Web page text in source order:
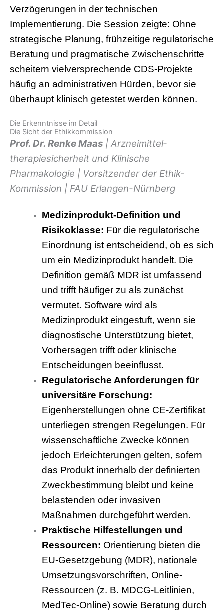
Verzögerungen in der technischen
Implementierung. Die Session zeigte: Ohne
strategische Planung, frühzeitige regulatorische
Beratung und pragmatische Zwischenschritte
scheitern vielversprechende CDS-Projekte
häufig an administrativen Hürden, bevor sie
überhaupt klinisch getestet werden können.
Die Erkenntnisse im Detail
Die Sicht der Ethikkommission
Prof. Dr. Renke Maas | Arzneimittel­
therapiesicherheit und Klinische
Pharmakologie | Vorsitzender der Ethik-
Kommission | FAU Erlangen-Nürnberg
Medizinprodukt-Definition und
Risikoklasse: Für die regulatorische
Einordnung ist entscheidend, ob es sich
um ein Medizinprodukt handelt. Die
Definition gemäß MDR ist umfassend
und trifft häufiger zu als zunächst
vermutet. Software wird als
Medizinprodukt eingestuft, wenn sie
diagnostische Unterstützung bietet,
Vorhersagen trifft oder klinische
Entscheidungen beeinflusst.
Regulatorische Anforderungen für
universitäre Forschung:
Eigenherstellungen ohne CE-Zertifikat
unterliegen strengen Regelungen. Für
wissenschaftliche Zwecke können
jedoch Erleichterungen gelten, sofern
das Produkt innerhalb der definierten
Zweckbestimmung bleibt und keine
belastenden oder invasiven
Maßnahmen durchgeführt werden.
Praktische Hilfestellungen und
Ressourcen: Orientierung bieten die
EU-Gesetzgebung (MDR), nationale
Umsetzungsvorschriften, Online-
Ressourcen (z. B. MDCG-Leitlinien,
MedTec-Online) sowie Beratung durch